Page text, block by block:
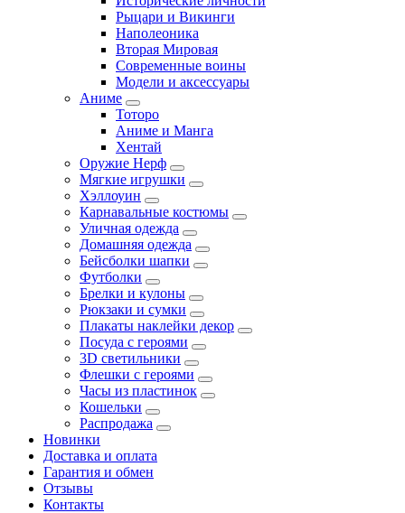
Рыцари и Викинги
Наполеоника
Вторая Мировая
Современные воины
Модели и аксессуары
Аниме
Тоторо
Аниме и Манга
Хентай
Оружие Нерф
Мягкие игрушки
Хэллоуин
Карнавальные костюмы
Уличная одежда
Домашняя одежда
Бейсболки шапки
Футболки
Брелки и кулоны
Рюкзаки и сумки
Плакаты наклейки декор
Посуда с героями
3D светильники
Флешки с героями
Часы из пластинок
Кошельки
Распродажа
Новинки
Доставка и оплата
Гарантия и обмен
Отзывы
Контакты